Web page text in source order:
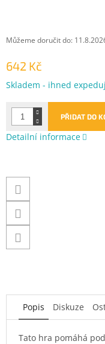
642 Kč
Měrná
Skladem - ihned
Můžeme doručit do:
PŘIDAT DO
Detailní informace
Popis Diskuze
Tato hra pomáhá